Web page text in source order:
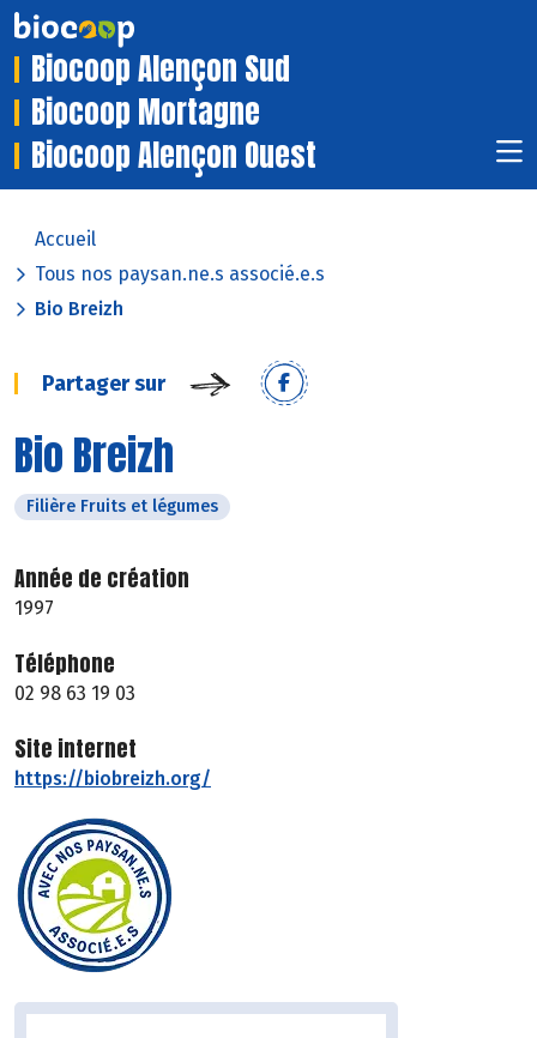
Biocoop Alençon Sud
Biocoop Mortagne
Biocoop Alençon Ouest
Accueil
Tous nos paysan.ne.s associé.e.s
Bio Breizh
Partager sur
Bio Breizh
Filière Fruits et légumes
Année de création
1997
Téléphone
02 98 63 19 03
Site internet
https://biobreizh.org/